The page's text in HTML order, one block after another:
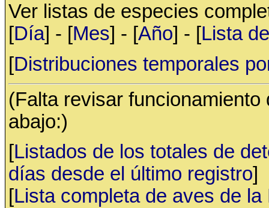
Ver listas de especies
[Día] - [Mes] - [Año] - [Lista
[Distribuciones temporales
(Falta revisar
abajo:)
[Listados de los totales de
días desde el último registro]
[Lista completa de aves de